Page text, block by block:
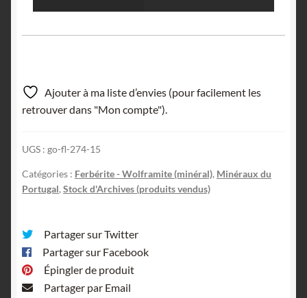
Ajouter à ma liste d’envies (pour facilement les
retrouver dans "Mon compte").
UGS : go-fl-274-15
Catégories : Ferbérite - Wolframite (minéral), Minéraux du
Portugal, Stock d'Archives (produits vendus)
Partager sur Twitter
Partager sur Facebook
Épingler de produit
Partager par Email